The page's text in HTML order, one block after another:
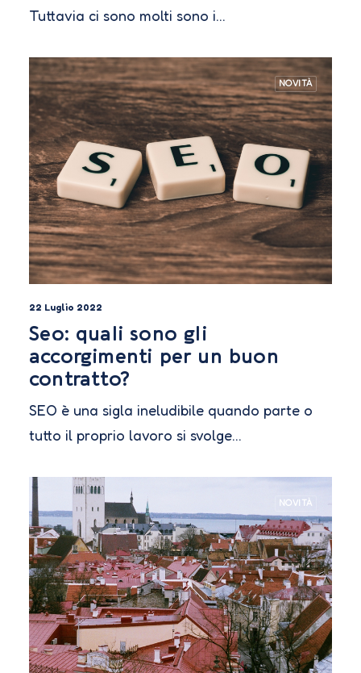
Tuttavia ci sono molti sono i…
NOVITÀ
22 Luglio 2022
Seo: quali sono gli
accorgimenti per un buon
contratto?
SEO è una sigla ineludibile quando parte o
tutto il proprio lavoro si svolge…
NOVITÀ